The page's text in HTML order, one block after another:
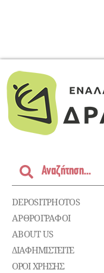
DEPOSITPHOTOS
ΑΡΘΡΟΓΡΑΦΟΙ
ABOUT US
ΔΙΑΦΗΜΙΣΤΕΊΤΕ
ΌΡΟΙ ΧΡΉΣΗΣ